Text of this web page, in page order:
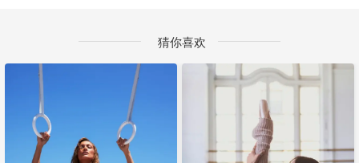
猜你喜欢